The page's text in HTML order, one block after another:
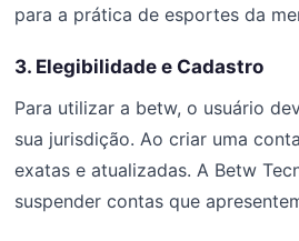
para a prática de esportes da
3. Elegibilidade e Cadastro
Para utilizar a betw, o usuário
sua jurisdição. Ao criar uma
exatas e atualizadas. A Betw
suspender contas que